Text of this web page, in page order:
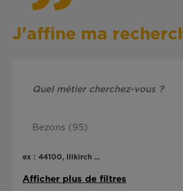
J'affine ma
ex : 44100, Illkirch ...
Afficher plus de filtres